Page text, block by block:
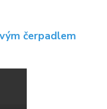
čerpadlem